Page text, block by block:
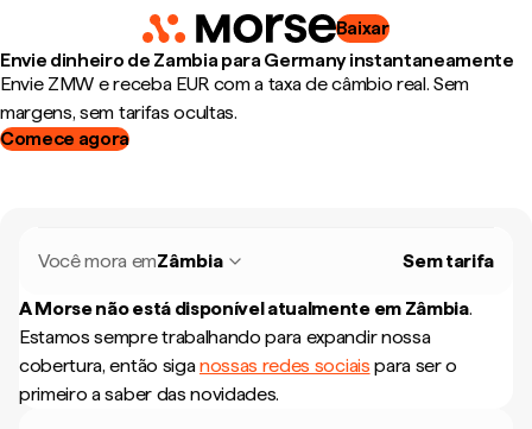
Baixar
Envie dinheiro de Zambia para Germany instantaneamente
Envie ZMW e receba EUR com a taxa de câmbio real. Sem
margens, sem tarifas ocultas.
Comece agora
Você mora emZâmbia Sem tarifa
A Morse não está disponível atualmente em Zâmbia.
Estamos sempre trabalhando para expandir nossa
cobertura, então siganossas redes sociais para ser o
primeiro a saber das novidades.